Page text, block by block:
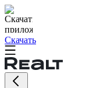
Скачать